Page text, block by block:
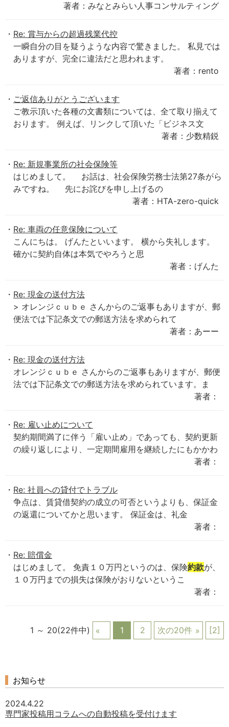
著者：みなとみらい人事コンサルティング
Re: 賞与からの超過残業代控
一瞬自分の目を疑うような内容で驚きました。 私見では
ありますが、完全に違法だと思われます。
著者：rento
ご返信ありがとうございます
ご教示頂いた各種の文書類については、全て取り揃えて
おります。 例えば、リンクして頂いた「ビジネス文
著者：少数精鋭
Re: 新規事業所の社会保険等
はじめまして。 お話は、社会保険労務士法第27条がら
みですね。 先にお詫びを申し上げるの
著者：HTA-zero-quick
Re: 車両の任意保険について
こんにちは。 げんたといいます。 横から失礼します。
確かに契約自体は本気でやろうと思
著者：げんた
Re: 現金の送付方法
> オレンジｃｕｂｅ さんからのご返事もありますが、郵
便法では下記条文での郵送方法を求められて
著者：あーー
Re: 現金の送付方法
オレンジｃｕｂｅ さんからのご返事もありますが、郵便
法では下記条文での郵送方法を求められています。ま
著者：
Re: 雇い止めについて
契約期間満了に伴う「雇い止め」であっても、契約更新
の繰り返しにより、一定期間雇用を継続したにもかかわ
著者：
Re: 社員への貸付でトラブル
争点は、賃貸借契約の成立の可否というよりも、保証金
の返還についてかと思います。 保証金は、礼金
著者：
Re: 賠償金
はじめまして。 免責１０万円というのは、保険約款が、
１０万円までの損失は保険がおりないというこ
著者：
1 ～ 20(22件中) 1 2 次の20件 [2]
お知らせ
2024.4.22
専門家投稿用コラムへの自動投稿を受付けます